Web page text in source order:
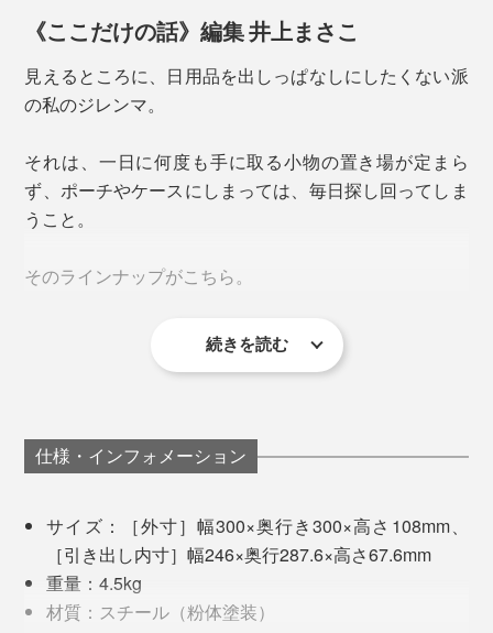
が生まれるスタンドに。
引き出し内には、書類や文具、ケーブル類など、毎日手
に取る散らかりやすいモノを。
写真左が、創業当初につくった「ファイリングキャビネット」
レールの性能の良さはもちろんのこと、「0.1ミリの違
つきが出ないよう緻密な寸法設計が要に。
「ピタリと守る箇所と、逃しの余白をどう設計に組み込
があるからこそのものづくり。
のある仕上げです。
国内のキャビネットでは、ほとんど見かけることのない
蛍光「イエロー」の塗料は、じつは日本にはなく、海外
《ここだけの話》編集 井上まさこ
見えるところに、日用品を出しっぱなしにしたくない派
の私のジレンマ。
それは、一日に何度も手に取る小物の置き場が定まら
ず、ポーチやケースにしまっては、毎日探し回ってしま
うこと。
そのラインナップがこちら。
リップクリーム
3色ボールペン
出しっぱなしにすると部屋が散らかっているように感じ
て気分が下がるので、とにかく見えないところにしまい
たい。けど、あちらこちらにうっかり置き忘れ。
続きを読む
仕様・インフォメーション
サイズ：［外寸］幅300×奥行き300×高さ108mm、
［引き出し内寸］幅246×奥行287.6×高さ67.6mm
重量：4.5kg
材質：スチール（粉体塗装）